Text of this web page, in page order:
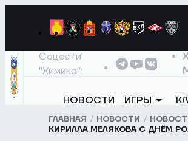
Соцсети
"Химика":
НОВОСТИ ИГРЫ
ГЛАВНАЯ НОВОСТИ
КИРИЛЛА МЕЛЯКОВА С ДНЁМ